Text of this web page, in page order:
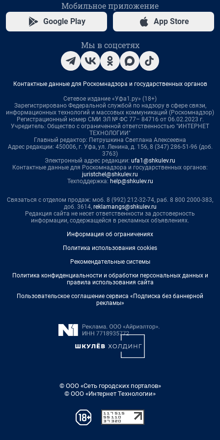
Мобильное приложение
Google Play App Store
Мы в соцсетях
Контактные данные для Роскомнадзора и государственных органов
Сетевое издание «Уфа1.ру» (18+)
Зарегистрировано Федеральной службой по надзору в сфере связи,
информационных технологий и массовых коммуникаций (Роскомнадзор)
Регистрационный номер СМИ ЭЛ № ФС 77– 84716 от 06.02.2023 г.
Учредитель: Общество с ограниченной ответственностью "ИНТЕРНЕТ
ТЕХНОЛОГИИ"
Главный редактор: Петрушкина Светлана Алексеевна
Адрес редакции: 450006, г. Уфа, ул. Ленина, д. 156, 8 (347) 286-51-96 (доб.
3763)
Электронный адрес редакции: ufa1@shkulev.ru
Контактные данные для Роскомнадзора и государственных органов:
juristchel@shkulev.ru
Техподдержка: help@shkulev.ru
Связаться с отделом продаж: моб. 8 (992) 212-32-74, раб. 8 800 2000-383,
доб. 3614, reklamangs@shkulev.ru
Редакция сайта не несет ответственности за достоверность
информации, содержащейся в рекламных объявлениях.
Информация об ограничениях
Политика использования cookies
Рекомендательные системы
Политика конфиденциальности и обработки персональных данных и
правила использования сайта
Пользовательское соглашение сервиса «Подписка без баннерной
рекламы»
© ООО «Сеть городских порталов»
© ООО «Интернет Технологии»